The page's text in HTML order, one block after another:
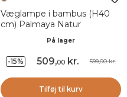
Væglampe i bambus (H40
cm) Palmaya Natur
På lager
-15% 509,00kr. 599,00 kr.
Tilføj til kurv